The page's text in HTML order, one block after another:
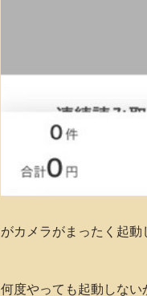
がカメラがまったく起動
何度やっても起動しな